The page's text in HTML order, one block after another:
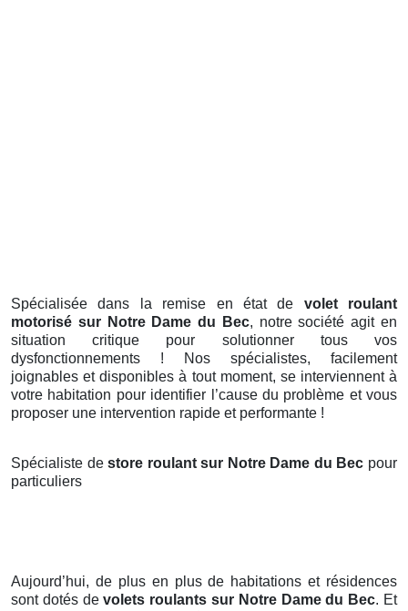
Spécialisée dans la remise en état de volet roulant
motorisé sur Notre Dame du Bec, notre société agit en
situation critique pour solutionner tous vos
dysfonctionnements ! Nos spécialistes, facilement
joignables et disponibles à tout moment, se interviennent à
votre habitation pour identifier l’cause du problème et vous
proposer une intervention rapide et performante !
Spécialiste destore roulant sur Notre Dame du Bec pour
particuliers
Aujourd’hui, de plus en plus de habitations et résidences
sont dotés devolets roulants sur Notre Dame du Bec. Et